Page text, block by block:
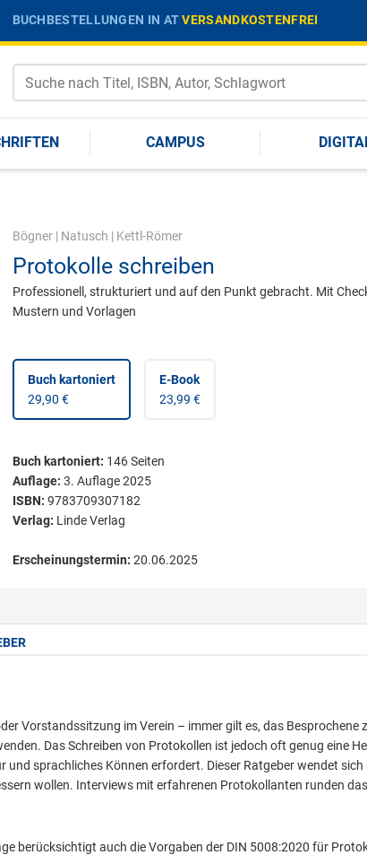
BUCHBESTELLUNGEN IN ATVERSANDKOSTENFREI
CAMPUS
Bögner| Natusch | Kettl-Römer
Protokolle schreiben
Professionell, strukturiert und auf den Punkt gebracht. Mit
Mustern und Vorlagen
Buch kartoniert
29,90 €
E-Book
23,99 €
Buch kartoniert: 146Seiten
Auflage: 3. Auflage 2025
ISBN: 9783709307182
Verlag: Linde Verlag
Erscheinungstermin: 20.06.2025
Vorstandssitzung im Verein – immer gilt es, das Besprochene
Das Schreiben von Protokollen ist jedoch oft genug eine
sprachliches Können erfordert. Dieser Ratgeber wendet sich
wollen. Interviews mit erfahrenen Protokollanten runden
berücksichtigt auch die Vorgaben der DIN 5008:2020 für